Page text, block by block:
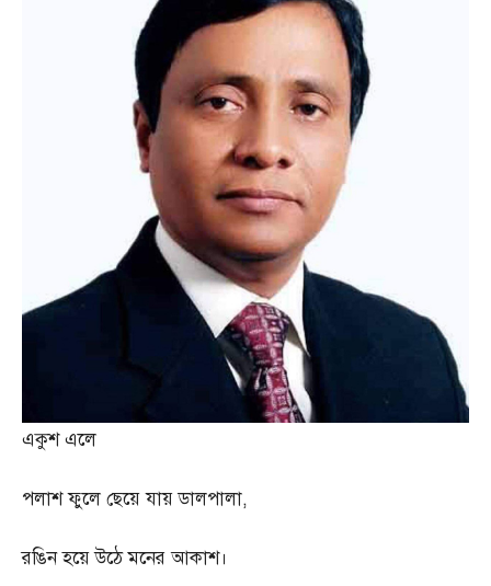
একুশ এলে
পলাশ ফুলে ছেয়ে যায় ডালপালা,
রঙিন হয়ে উঠে মনের আকাশ।